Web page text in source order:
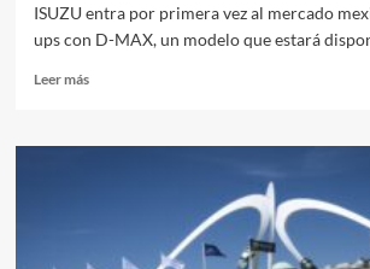
ISUZU entra por primera vez al mercado
ups con D-MAX, un modelo que estará
Leer másLeer
ISUZU
México